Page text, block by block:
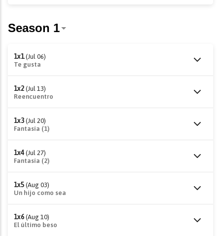
1x1 (Jul 06)
Te gusta
1x2 (Jul 13)
Reencuentro
1x3 (Jul 20)
Fantasía (1)
1x4 (Jul 27)
Fantasía (2)
1x5 (Aug 03)
Un hijo como sea
1x6 (Aug 10)
El último beso